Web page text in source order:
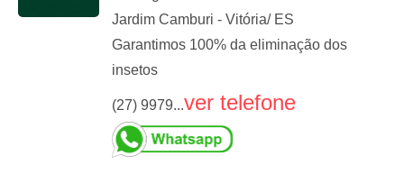
Jardim Camburi - Vitória/ ES
Garantimos 100% da eliminação dos
insetos
(27) 9979...ver telefone